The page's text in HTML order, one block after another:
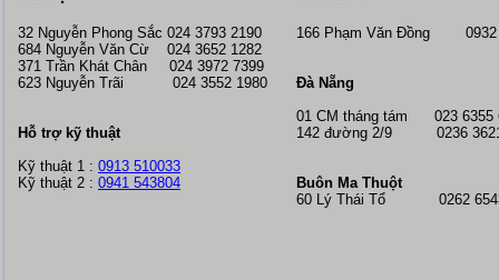
32 Nguyễn Phong Sắc 024 3793 2190
684 Nguyễn Văn Cừ 024 3652 1282
371 Trần Khát Chân 024 3972 7399
623 Nguyễn Trãi 024 3552 1980
Hỗ trợ kỹ thuật
Kỹ thuật 1 : 0913 510033
Kỹ thuật 2 : 0941 543804
166 Phạm Văn Đồng 0932
Đà Nẵng
01 CM tháng tám 023 6355
142 đường 2/9 0236
Buôn Ma Thuột
60 Lý Thái Tổ 0262